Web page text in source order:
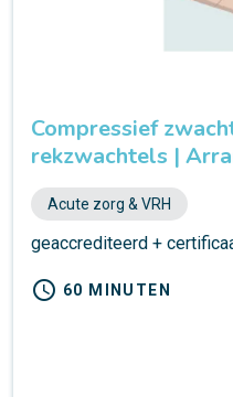
Compressief
rekzwachtels |
Acute zorg & VRH
geaccrediteerd +
schedule 60 MINUTEN